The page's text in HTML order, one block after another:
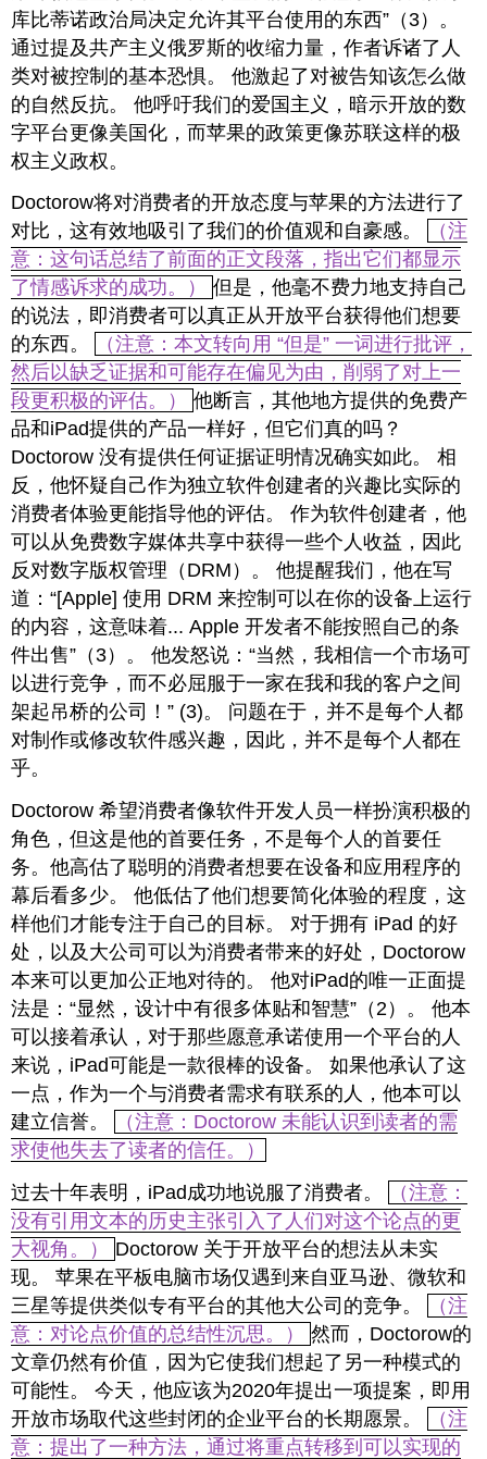
库比蒂诺政治局决定允许其平台使用的东西”（3）。
通过提及共产主义俄罗斯的收缩力量，作者诉诸了人
类对被控制的基本恐惧。 他激起了对被告知该怎么做
的自然反抗。 他呼吁我们的爱国主义，暗示开放的数
字平台更像美国化，而苹果的政策更像苏联这样的极
权主义政权。
Doctorow将对消费者的开放态度与苹果的方法进行了
对比，这有效地吸引了我们的价值观和自豪感。
（注
意：这句话总结了前面的正文段落，指出它们都显示
了情感诉求的成功。） 但是，他毫不费力地支持自己
的说法，即消费者可以真正从开放平台获得他们想要
的东西。
（注意：本文转向用 “但是” 一词进行批评，
然后以缺乏证据和可能存在偏见为由，削弱了对上一
段更积极的评估。） 他断言，其他地方提供的免费产
品和iPad提供的产品一样好，但它们真的吗？
Doctorow 没有提供任何证据证明情况确实如此。 相
反，他怀疑自己作为独立软件创建者的兴趣比实际的
消费者体验更能指导他的评估。 作为软件创建者，他
可以从免费数字媒体共享中获得一些个人收益，因此
反对数字版权管理（DRM）。 他提醒我们，他在写
道：“[Apple] 使用 DRM 来控制可以在你的设备上运行
的内容，这意味着... Apple 开发者不能按照自己的条
件出售”（3）。 他发怒说：“当然，我相信一个市场可
以进行竞争，而不必屈服于一家在我和我的客户之间
架起吊桥的公司！” (3)。 问题在于，并不是每个人都
对制作或修改软件感兴趣，因此，并不是每个人都在
乎。
Doctorow 希望消费者像软件开发人员一样扮演积极的
角色，但这是他的首要任务，不是每个人的首要任
务。他高估了聪明的消费者想要在设备和应用程序的
幕后看多少。 他低估了他们想要简化体验的程度，这
样他们才能专注于自己的目标。 对于拥有 iPad 的好
处，以及大公司可以为消费者带来的好处，Doctorow
本来可以更加公正地对待的。 他对iPad的唯一正面提
法是：“显然，设计中有很多体贴和智慧”（2）。 他本
可以接着承认，对于那些愿意承诺使用一个平台的人
来说，iPad可能是一款很棒的设备。 如果他承认了这
一点，作为一个与消费者需求有联系的人，他本可以
建立信誉。
（注意：Doctorow 未能认识到读者的需
求使他失去了读者的信任。）
过去十年表明，iPad成功地说服了消费者。
（注意：
没有引用文本的历史主张引入了人们对这个论点的更
大视角。） Doctorow 关于开放平台的想法从未实
现。 苹果在平板电脑市场仅遇到来自亚马逊、微软和
三星等提供类似专有平台的其他大公司的竞争。
（注
意：对论点价值的总结性沉思。） 然而，Doctorow的
文章仍然有价值，因为它使我们想起了另一种模式的
可能性。 今天，他应该为2020年提出一项提案，即用
开放市场取代这些封闭的企业平台的长期愿景。
（注
意：提出了一种方法，通过将重点转移到可以实现的